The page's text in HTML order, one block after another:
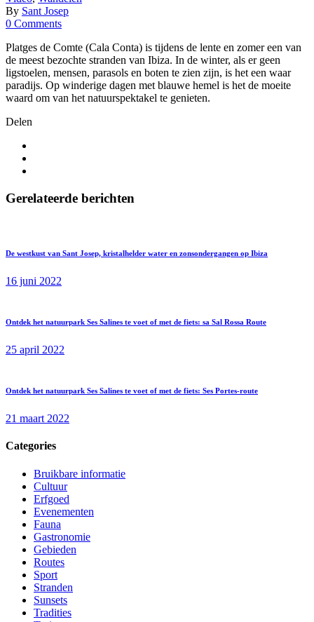
By Sant Josep
0 Comments
Platges de Comte (Cala Conta) is tijdens de lente en zomer een van
de meest bezochte stranden van Ibiza. In de winter, als er geen
ligstoelen, mensen, parasols en boten te zien zijn, is het een waar
paradijs. Op winderige dagen met blauwe hemel is het de moeite
waard om van het natuurspektakel te genieten.
Delen
Gerelateerde berichten
De westkust van Sant Josep, kristalhelder water en zonsondergangen op Ibiza
16 juni 2022
Ontdek het natuurpark Ses Salines te voet of met de fiets: sa Sal Rossa Route
25 april 2022
Ontdek het natuurpark Ses Salines te voet of met de fiets: Ses Portes-route
21 maart 2022
Categories
Bruikbare informatie
Cultuur
Erfgoed
Evenementen
Fauna
Gastronomie
Gebieden
Routes
Sport
Stranden
Sunsets
Tradities